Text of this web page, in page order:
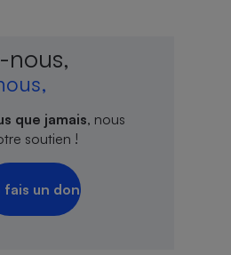
nous,
que jamais, nous
soutien !
fais un don